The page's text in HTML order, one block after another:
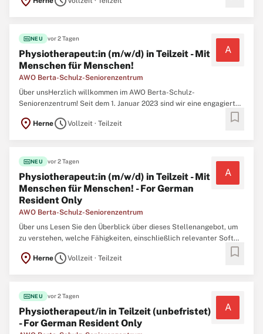
Unsere Einrichtung ist eng in ein starkes soziales Netz in unserer
fiber_newNEU vor 2 Tagen
Physiotherapeut:in (m/w/d) in Teilzeit - Mit
Menschen für Menschen!
AWO Berta-Schulz-Seniorenzentrum
A
Über unsHerzlich willkommen im AWO Berta-Schulz-
Seniorenzentrum! Seit dem 1. Januar 2023 sind wir eine engagierte
Menschen verschrieben hat. Unser Haus bietet insgesamt 80
location_on HernescheduleVollzeit · Teilzeit bookmark
fiber_newNEU vor 2 Tagen
Physiotherapeut:in (m/w/d) in Teilzeit - Mit
Menschen für Menschen! - For German
Resident Only
AWO Berta-Schulz-Seniorenzentrum
A
Über uns Lesen Sie den Überblick über dieses Stellenangebot, um
zu verstehen, welche Fähigkeiten, einschließlich relevanter Soft
Skills und Softwarepaket-Kenntnisse, erforderlich sind. Herzlich
willkommen im AWO Berta-Schulz-Seniorenzentrum! Seit dem 1.
location_on HernescheduleVollzeit · Teilzeit bookmark
fiber_newNEU vor 2 Tagen
Physiotherapeut/in in Teilzeit (unbefristet)
- For German Resident Only
A